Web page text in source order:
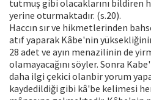
tutmuş gibi olacaklarını bildiren
yerine oturmaktadır. (s.20).
Haccın sır ve hikmetlerinden
atıf yaparak Kâbe'nin
28 adet ve ayın menazilinin de
olamayacağını söyler. Sonra
daha ilgi çekici olanbir yorum
kaydedildiği gibi kâ'be kelimesi